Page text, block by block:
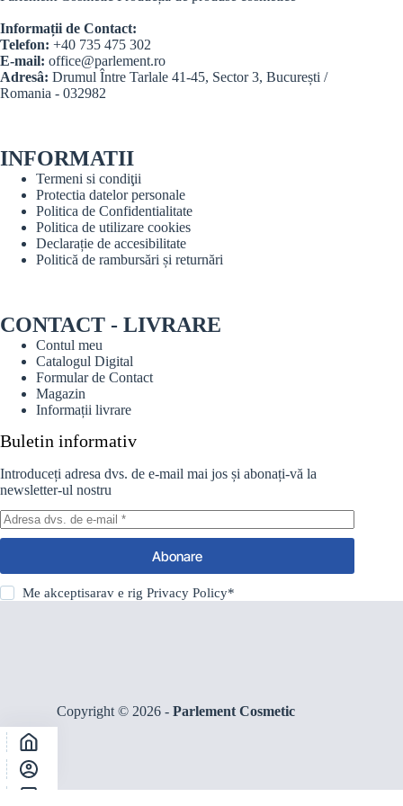
Informații de Contact:
Telefon: +40 735 475 302
E-mail: office@parlement.ro
Adresâ: Drumul Între Tarlale 41-45, Sector 3, București /
Romania - 032982
INFORMATII
Termeni si condiţii
Protectia datelor personale
Politica de Confidentialitate
Politica de utilizare cookies
Declarație de accesibilitate
Politică de rambursări și returnări
CONTACT - LIVRARE
Contul meu
Catalogul Digital
Formular de Contact
Magazin
Informații livrare
Buletin informativ
Introduceți adresa dvs. de e-mail mai jos și abonați-vă la
newsletter-ul nostru
Abonare
Me akceptisarav e rigPrivacy Policy*
Copyright © 2026 - Parlement Cosmetic